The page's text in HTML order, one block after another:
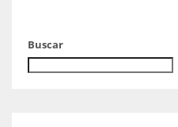
Buscar